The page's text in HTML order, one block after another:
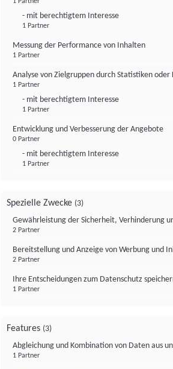
- mit berechtigtem Interesse
1 Partner
Messung der Performance von Inhalten
1 Partner
Analyse von Zielgruppen durch Statistiken
1 Partner
- mit berechtigtem Interesse
1 Partner
Entwicklung und Verbesserung der Angebote
0 Partner
- mit berechtigtem Interesse
1 Partner
Spezielle Zwecke (3)
Gewährleistung der Sicherheit, Verhinderung
2 Partner
Bereitstellung und Anzeige von Werbung und
2 Partner
Ihre Entscheidungen zum Datenschutz
1 Partner
Features (3)
Abgleichung und Kombination von Daten aus
1 Partner